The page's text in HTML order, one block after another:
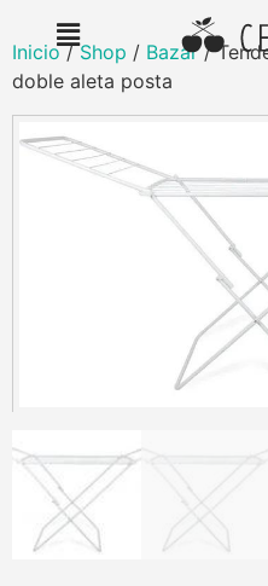
Inicio/Shop / Bazar/
doble aleta posta